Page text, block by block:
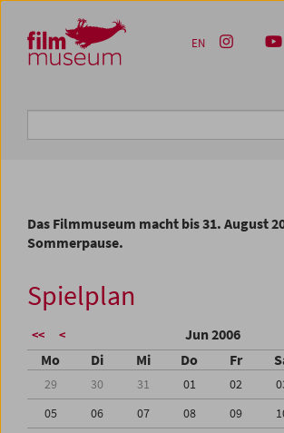
Zum Inhalt
Zum Hauptmenü
Zur Servicenavigation
Zum Suche
EN
Das Filmmuseum macht bis 31. August
Sommerpause.
Spielplan
<< < Jun 2006
Mo Di Mi Do Fr
29 30 31 01 02
05
06 07 08 09